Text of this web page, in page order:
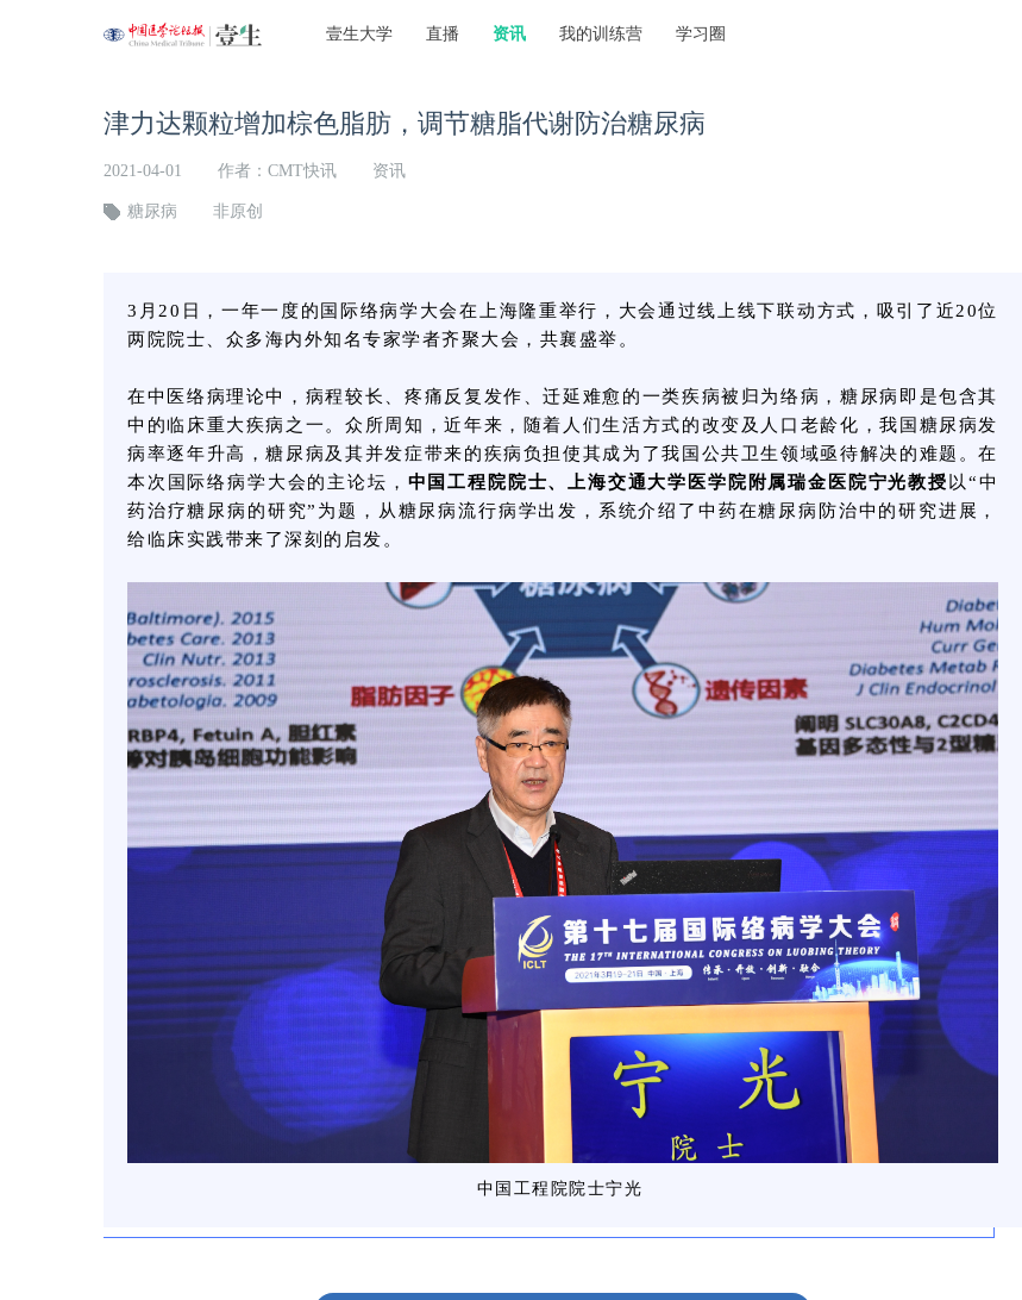
壹生大学 直播 资讯 我的训练营 学习圈
津力达颗粒增加棕色脂肪，调节糖脂代谢防治糖尿病
2021-04-01 作者：CMT快讯 资讯
糖尿病 非原创
3月20日，一年一度的国际络病学大会在上海隆重举行，大会通过线上线下联动方式，吸引了近20位
两院院士、众多海内外知名专家学者齐聚大会，共襄盛举。
在中医络病理论中，病程较长、疼痛反复发作、迁延难愈的一类疾病被归为络病，糖尿病即是包含其
中的临床重大疾病之一。众所周知，近年来，随着人们生活方式的改变及人口老龄化，我国糖尿病发
病率逐年升高，糖尿病及其并发症带来的疾病负担使其成为了我国公共卫生领域亟待解决的难题。在
本次国际络病学大会的主论坛， 中国工程院院士、上海交通大学医学院附属瑞金医院宁光教授 以“中
药治疗糖尿病的研究”为题，从糖尿病流行病学出发，系统介绍了中药在糖尿病防治中的研究进展，
给临床实践带来了深刻的启发。
中国工程院院士宁光